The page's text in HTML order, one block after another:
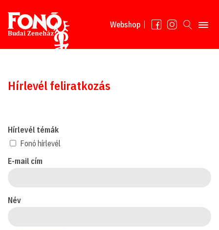
Tovább a tartalomhoz
Webshop
Hírlevél feliratkozás
Hírlevél témák
Fonó hírlevél
E-mail cím
Név